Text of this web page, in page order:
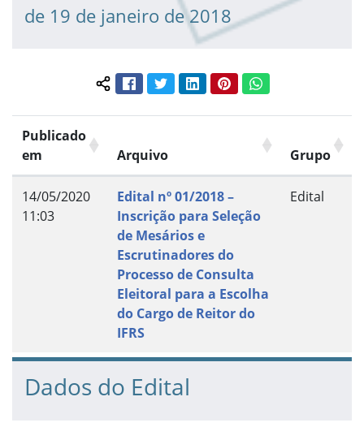
de 19 de janeiro de 2018
Compartilhar conteúdo:
FacebookTwitterLinkedInPinterestWhatsApp
Publicado
em
Arquivo Grupo
14/05/2020
11:03
Edital nº 01/2018 –
Inscrição para Seleção
de Mesários e
Escrutinadores do
Processo de Consulta
Eleitoral para a Escolha
do Cargo de Reitor do
IFRS
Edital
Dados do Edital